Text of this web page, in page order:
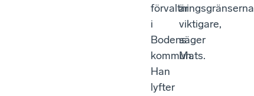
förvaltningsgränserna
i
Bodens
kommun.
Han
lyfter
är
viktigare,
säger
Mats.